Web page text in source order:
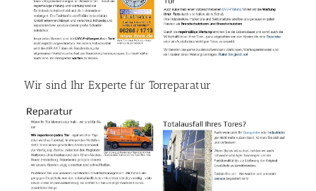
Wir sind Ihr Experte für Torreparatur